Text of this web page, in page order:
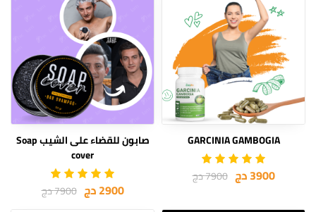
GARCINIA GAMBOGIA
3900 دج 7900 دج
صابون للقضاء على الشيب Soap
cover
2900 دج 7900 دج